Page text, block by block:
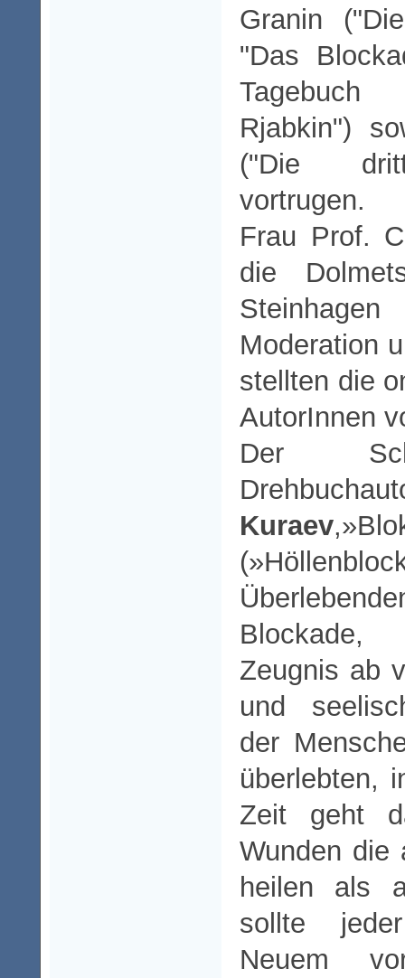
Granin
"Das
Rjabkin")
("Die
vortrugen.
Frau Prof.
die
Moderation
stellten die
AutorInnen
Der
Kuraev
Blockade,
Zeugnis ab
und
der
überlebten,
Zeit geht
Wunden die
heilen als
sollte
Neuem